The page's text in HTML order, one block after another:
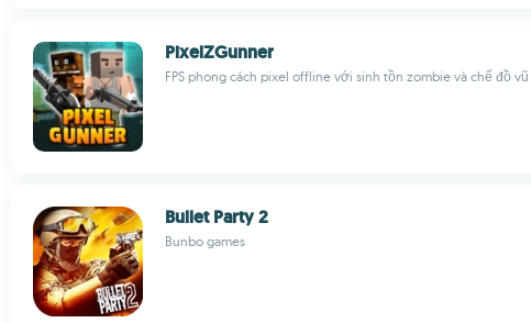
PixelZGunner
FPS phong cách pixel offline với sinh tồn zombie và chế đồ
Bullet Party 2
Bunbo games